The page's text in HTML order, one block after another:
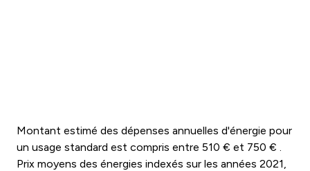
Montant estimé des dépenses annuelles d'énergie pour
un usage standard est compris entre 510 € et 750 € .
Prix moyens des énergies indexés sur les années 2021,